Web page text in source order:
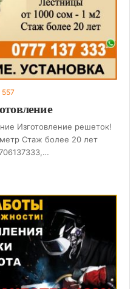
557
Изготовление решеток!
Стаж более 20 лет